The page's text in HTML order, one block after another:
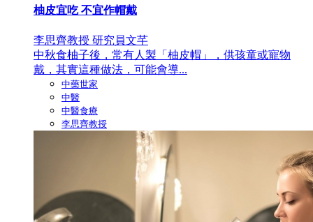
柚皮宜吃 不宜作帽戴
李思齊教授 研究員文芊
中秋食柚子後，常有人製「柚皮帽」，供孩童或寵物
戴，其實這種做法，可能會導...
中藥世家
中醫
中醫食療
李思齊教授